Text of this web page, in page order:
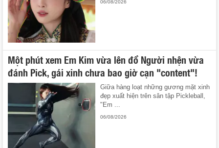
06/08/2026
Một phút xem Em Kim vừa lên đồ Người nhện vừa
đánh Pick, gái xinh chưa bao giờ cạn "content"!
Giữa hàng loạt những gương mặt xinh
đẹp xuất hiện trên sân tập Pickleball,
"Em ...
06/08/2026